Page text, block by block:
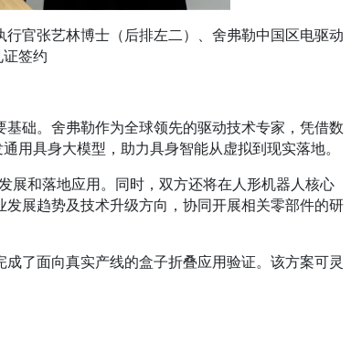
官张艺林博士（后排左二）、舍弗勒中国区电驱动
签约
础。舍弗勒作为全球领先的驱动技术专家，凭借数
用具身大模型，助力具身智能从虚拟到现实落地。
展和落地应用。同时，双方还将在人形机器人核心
展趋势及技术升级方向，协同开展相关零部件的研
了面向真实产线的盒子折叠应用验证。该方案可灵